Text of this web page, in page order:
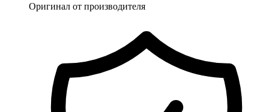
Оригинал от производителя